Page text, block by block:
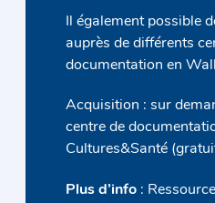
Il également possible
auprès de différents
documentation en
Acquisition : sur
centre de
Cultures&Santé
Plus d’info :